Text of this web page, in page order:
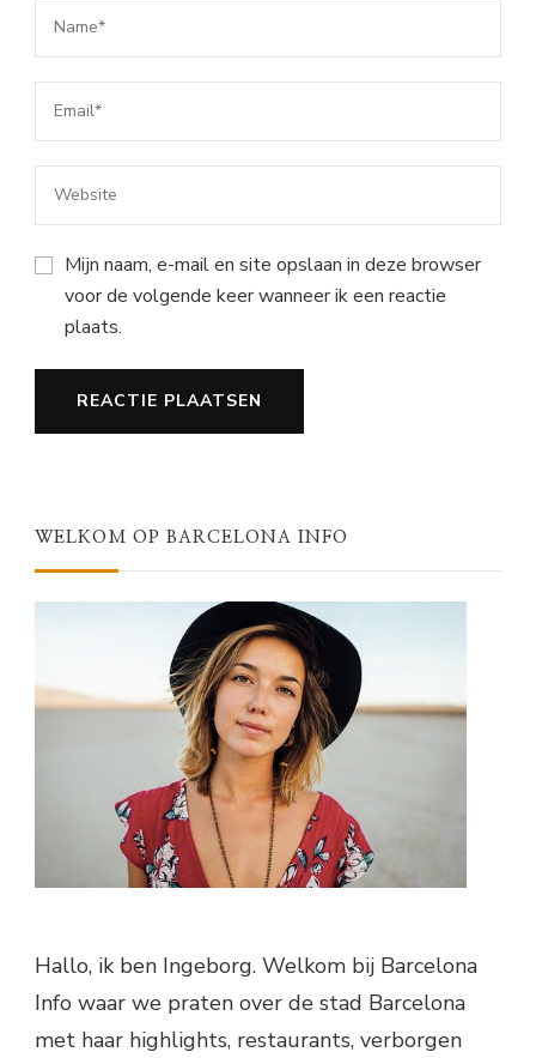
Mijn naam, e-mail en site opslaan in deze browser
voor de volgende keer wanneer ik een reactie
plaats.
WELKOM OP BARCELONA INFO
Hallo, ik ben Ingeborg. Welkom bij Barcelona
Info waar we praten over de stad Barcelona
met haar highlights, restaurants, verborgen